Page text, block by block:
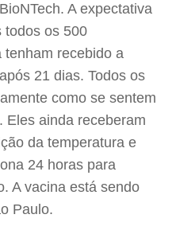
A expectativa
todos os 500
tenham recebido a
21 dias. Todos os
como se sentem
Eles ainda receberam
da temperatura e
24 horas para
A vacina está sendo
Paulo.